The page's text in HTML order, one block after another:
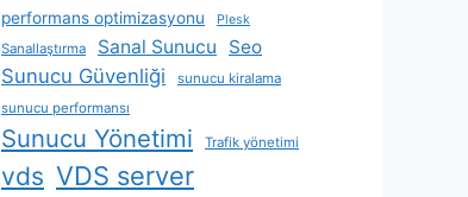
performans optimizasyonu Plesk
Sanallaştırma Sanal Sunucu Seo
Sunucu Güvenliği
sunucu kiralama
sunucu performansı
Sunucu Yönetimi Trafik yönetimi
vds VDS server